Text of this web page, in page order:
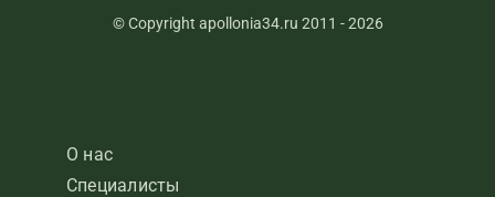
© Copyright apollonia34.ru 2011 - 2026
О нас
Специалисты